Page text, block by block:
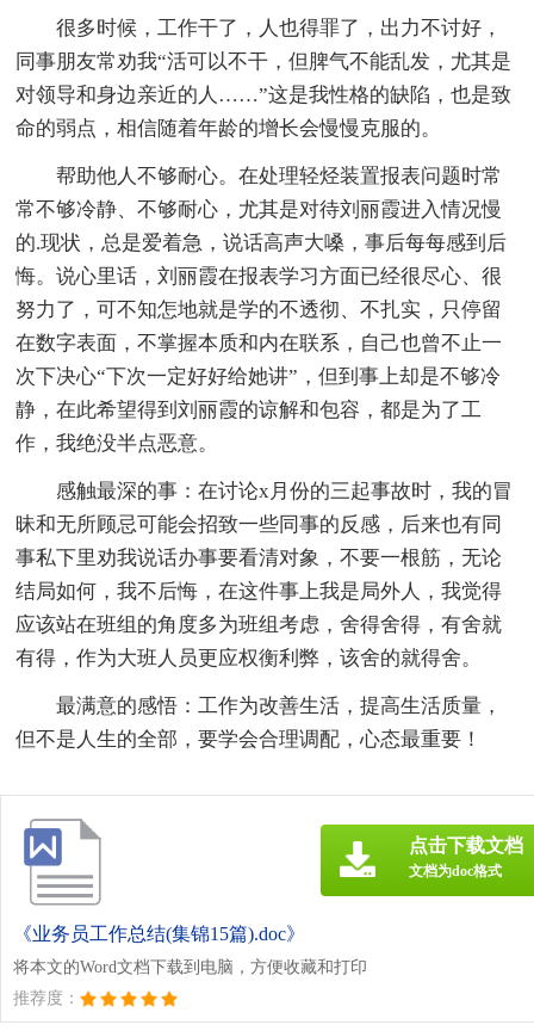
很多时候，工作干了，人也得罪了，出力不讨好，
同事朋友常劝我“活可以不干，但脾气不能乱发，尤其是
对领导和身边亲近的人……”这是我性格的缺陷，也是致
命的弱点，相信随着年龄的增长会慢慢克服的。
帮助他人不够耐心。在处理轻烃装置报表问题时常
常不够冷静、不够耐心，尤其是对待刘丽霞进入情况慢
的.现状，总是爱着急，说话高声大嗓，事后每每感到后
悔。说心里话，刘丽霞在报表学习方面已经很尽心、很
努力了，可不知怎地就是学的不透彻、不扎实，只停留
在数字表面，不掌握本质和内在联系，自己也曾不止一
次下决心“下次一定好好给她讲”，但到事上却是不够冷
静，在此希望得到刘丽霞的谅解和包容，都是为了工
作，我绝没半点恶意。
感触最深的事：在讨论x月份的三起事故时，我的冒
昧和无所顾忌可能会招致一些同事的反感，后来也有同
事私下里劝我说话办事要看清对象，不要一根筋，无论
结局如何，我不后悔，在这件事上我是局外人，我觉得
应该站在班组的角度多为班组考虑，舍得舍得，有舍就
有得，作为大班人员更应权衡利弊，该舍的就得舍。
最满意的感悟：工作为改善生活，提高生活质量，
但不是人生的全部，要学会合理调配，心态最重要！
《业务员工作总结(集锦15篇).doc》
将本文的Word文档下载到电脑，方便收藏和打印
推荐度：
点击下载文档
文档为doc格式